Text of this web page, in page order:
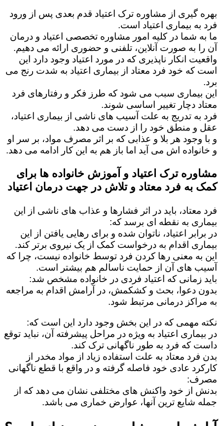
بهره گیری از مشاوره ترک اعتیاد قدم بعدی پس از ورود
فرد به بیماری اعتیاد است.
ما به شما در کلیه امور مشاوره تخصصی اعتیاد و درمان
آن را به صورت آنلاین، تلفنی و حضوری ارائه می دهیم.
واقعیت انکار ناپذیری که در مورد اعتیاد وجود دارد این
است که خود فرد معتاد از بیماری اعتیاد به شدت رنج می
برد.
این بیماری سبب می شود که طرز فکر و رفتارهای فرد
معتاد دچار تغییر اساسی شوند.
فرد به تدریج به علت آسیب های ناشی از بیماری اعتیاد،
عقل و منطق خود را از دست می دهد.
و با وجود هر بلا و عذابی که بر اثر مصرف مواد، بر سر او
و خانواده اش می آید اما باز هم به این کار ادامه می دهد.
مشاوره ترک اعتیاد و آموزش خانواده ها برای
کمک به فرد معتاد و تلاش در جهت درمان اعتیاد
فرد معتاد، باید در اثر فشارها و عذاب های ناشی از این
بیماری به نقطه ای برسد که:
در برابر اعتیاد، ناتوان شده و برای رهایی یافتن از این
بیماری اقدام به درخواست کمک از یک نیروی برتر کند.
این به معنی رها کردن فرد توسط خانواده نیست، چرا که
آسیب های آن از حمایت ناسالم هم بیشتر است.
باید زمانی که اعتیاد فردی در خانواده مشخص شد:
بدون دعوا، بحث و کشکمش، در آرامش اقدام به مراجعه
به مراکز درمانی مرتبط شود.
نکته مهمی که در این بخش وجود دارد این است که:
در بیماری اعتیاد به ویژه در مراحل پیشرفته آن، نباید توقع
داست که فرد به طور ناگهانی ترک کند.
بدن فرد معتاد به علت استفاده زیاد از مواد مخدر از
کارکرد عادی خود فاصله گرفته و در واقع با قطع ناگهانی
مصرف:
بدنش از خود واکنش های مختلفی نشان می دهد که از
جمله شایع ترین آنها، عوارض خماری می باشد.